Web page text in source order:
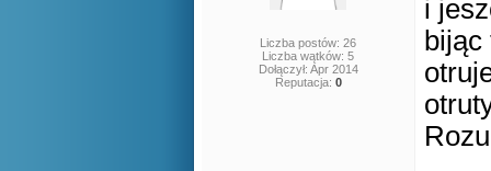
Liczba postów: 26
Liczba wątków: 5
Dołączył: Apr 2014
Reputacja: 0
i